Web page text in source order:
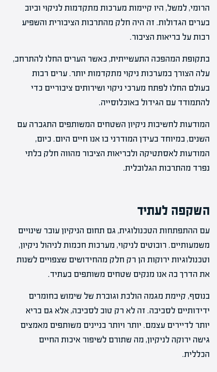
הרומי, למשל, היו קיימות מערכות מתקדמות לניקוי וביוב
בערים הגדולות. זה היה חלק מהתרבות הציבורית והשפיע
רבות על בריאות הציבור.
בתקופת המהפכה התעשייתית, כאשר הערים החלו להתרחב,
עלה הצורך במערכות ניקוי מתקדמות יותר. ערים רבות
בעולם החלו לפתח מערכי ניקוי ושירותים ציבוריים כדי
להתמודד עם הגידול באוכלוסייה.
המודעות לחשיבות ניקיון השטחים המשותפים התגברה עם
השנים, במיוחד בעידן המודרני בו אנו חיים היום. כיום,
המודעות לאסתטיקה ולבריאות הציבור מהווה חלק בלתי
נפרד מהתרבות הגלובלית.
השקפה לעתיד
עם ההתפתחות הטכנולוגית, גם תחום הניקיון עובר שינויים
משמעותיים. רובוטים לניקוי, מערכות חכמות לניהול ניקיון,
וטכנולוגיות ירוקות הן רק חלק מהחידושים שצפויים לשנות
את הדרך בה אנו מנקים שטחים משותפים בעתיד.
בנוסף, קיימת מגמה הולכת וגוברת של שימוש בחומרים
ידידותיים לסביבה. זה לא רק טוב לסביבה, אלא גם בריא
יותר לדיירים עצמם. יותר ויותר בניינים משותפים מאמצים
גישה ירוקה לניקיון, מה שתורם לשיפור איכות החיים
הכללית.